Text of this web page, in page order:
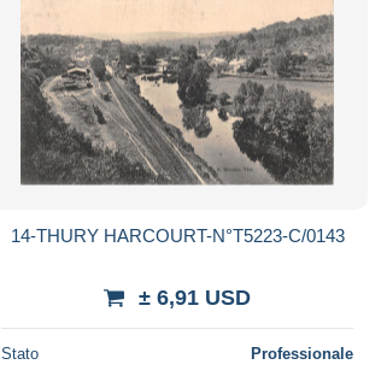
14-THURY HARCOURT-N°T5223-C/0143
± 6,91 USD
Stato Professionale